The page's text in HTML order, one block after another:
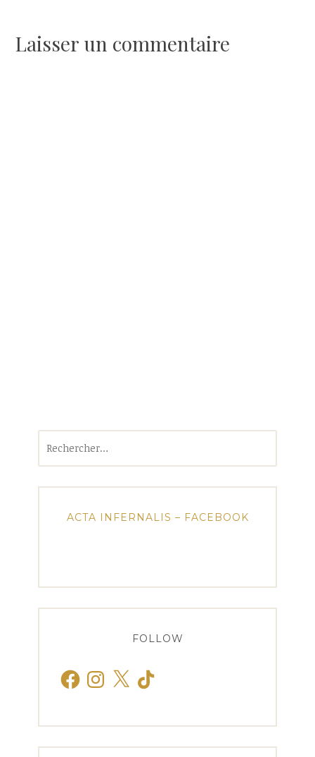
l’article
Laisser un commentaire
ACTA INFERNALIS – FACEBOOK
FOLLOW
FacebookInstagram
X TikTok